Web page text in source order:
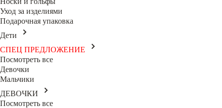
Уход за изделиями
Подарочная упаковка
Дети
СПЕЦ ПРЕДЛОЖЕНИЕ
Посмотреть все
Девочки
Мальчики
ДЕВОЧКИ
Посмотреть все